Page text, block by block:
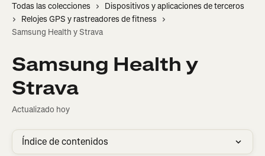
Todas las colecciones
Dispositivos y aplicaciones de terceros
Relojes GPS y rastreadores de fitness
Samsung Health y Strava
Samsung Health y
Strava
Actualizado hoy
Índice de contenidos